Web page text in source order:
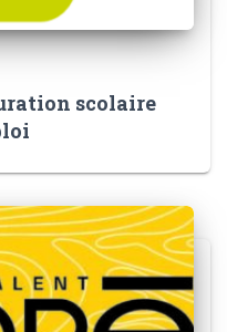
scolaire